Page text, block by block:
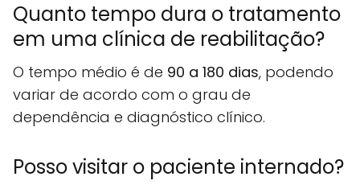
Quanto tempo dura o tratamento
em uma clínica de reabilitação?
O tempo médio é de 90 a 180 dias, podendo
variar de acordo com o grau de
dependência e diagnóstico clínico.
Posso visitar o paciente internado?